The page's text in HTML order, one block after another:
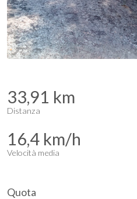
33,91 km
Distanza
16,4 km/h
Velocità media
Quota